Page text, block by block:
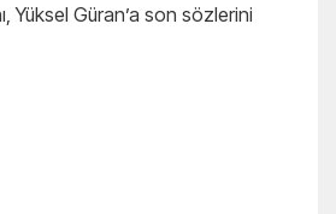
Yüksel Güran’a son sözlerini